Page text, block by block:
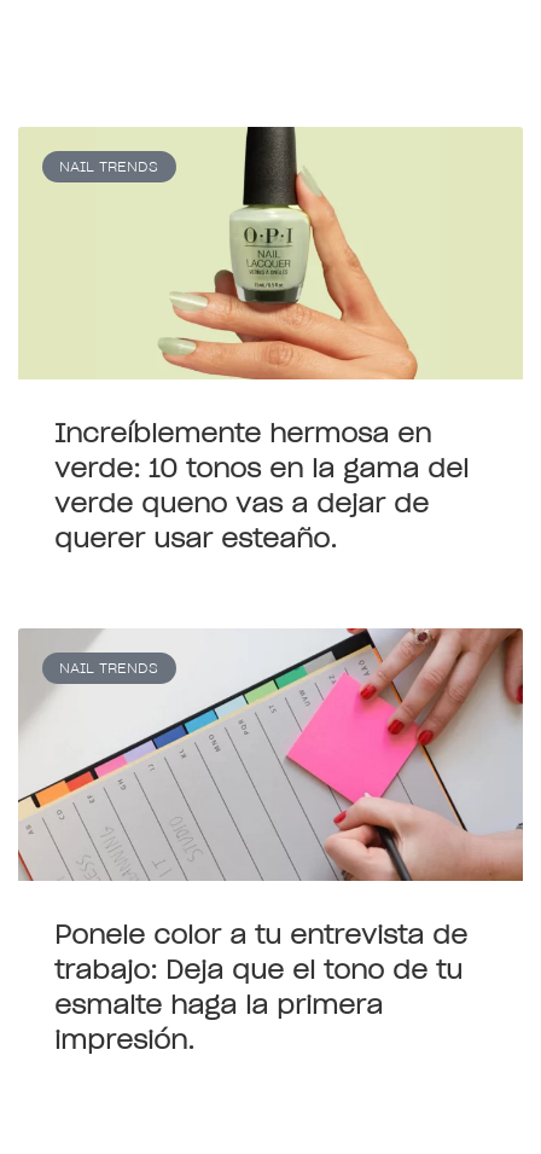
NAIL TRENDS
Increíblemente hermosa en
verde: 10 tonos en la gama del
verde queno vas a dejar de
querer usar esteaño.
NAIL TRENDS
Ponele color a tu entrevista de
trabajo: Deja que el tono de tu
esmalte haga la primera
impresión.